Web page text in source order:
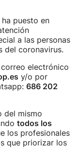
puesto en
a las personas
del coronavirus.
electrónico
y/o por
686 202
del mismo
todos los
los profesionales
que priorizar los